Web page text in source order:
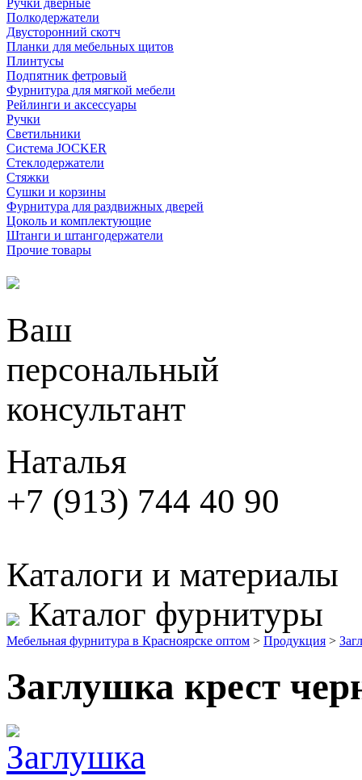
Ручки дверные
Полкодержатели
Двусторонний скотч
Планки для мебельных щитов
Плинтусы
Подпятник фетровый
Фурнитура для мягкой мебели
Рейлинги и аксессуары
Ручки
Светильники
Система JOCKER
Стеклодержатели
Стяжки
Сушки и корзины
Фурнитура для раздвижных дверей
Цоколь и комплектующие
Штанги и штангодержатели
Прочие товары
Ваш
персональный
консультант
Наталья
+7 (913) 744 40 90
Каталоги и материалы
Каталог фурнитуры
Мебельная фурнитура в Красноярске оптом > Продукция >
Заглушка крест